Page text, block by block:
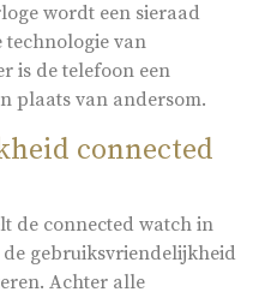
wordt een sieraad
technologie van
is de telefoon een
plaats van andersom.
connected
de connected watch in
gebruiksvriendelijkheid
Achter alle